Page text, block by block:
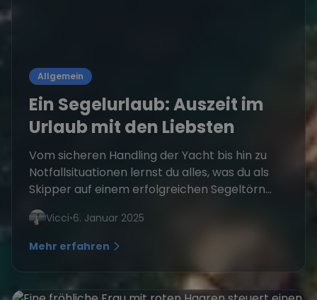
Allgemein
Ein Segelurlaub: Auszeit im
Urlaub mit den Liebsten
Vom sicheren Handling der Yacht bis hin zu
Notfallsituationen lernst du alles, was du als
Skipper auf einem erfolgreichen Segeltörn...
Vicci•6. Januar 2025
Mehr erfahren